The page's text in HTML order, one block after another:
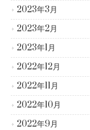
2023年3月
2023年2月
2023年1月
2022年12月
2022年11月
2022年10月
2022年9月